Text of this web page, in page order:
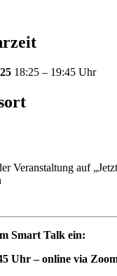
18:25 – 19:45 Uhr
Veranstaltung auf
Smart Talk ein:
Uhr – online via